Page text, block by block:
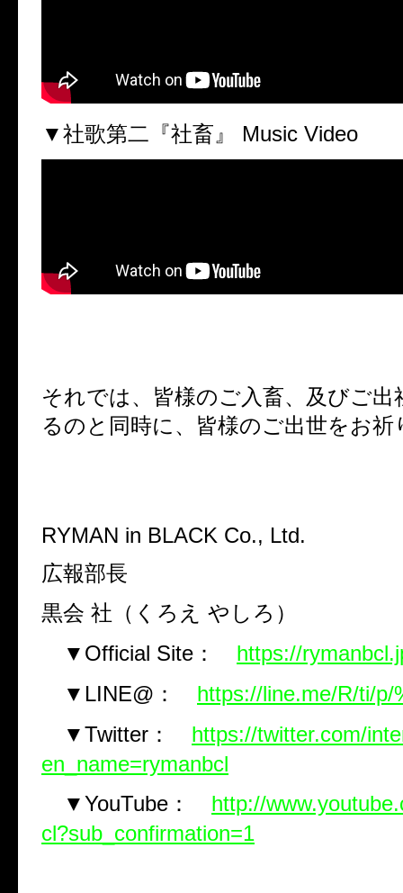
▼社歌第二『社畜』 Music Video
それでは、皆様のご入畜、及びご出
るのと同時に、皆様のご出世をお祈
RYMAN in BLACK Co., Ltd.
広報部長
黒会 社（くろえ やしろ）
▼Official Site： https://
▼LINE@： https://line.me/R/ti/p/
▼Twitter： https://twitter.com/
en_name=rymanbcl
▼YouTube： http://
cl?sub_confirmation=1